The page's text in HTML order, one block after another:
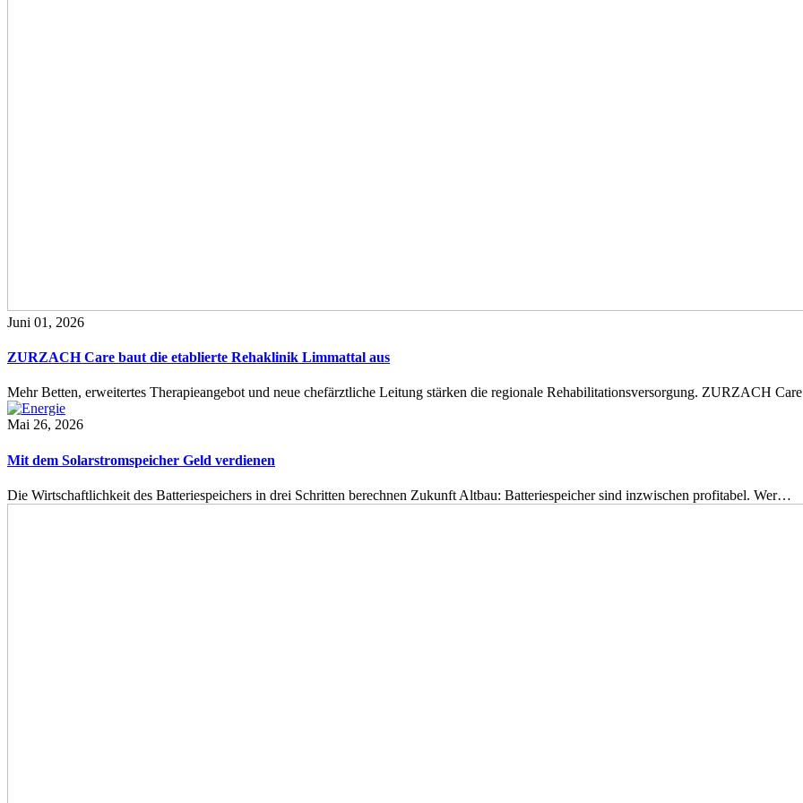
Juni 01, 2026
ZURZACH Care baut die etablierte Rehaklinik Limmattal aus
Mehr Betten, erweitertes Therapieangebot und neue chefärztliche Leitung stärken die regionale Rehabilitationsversorgung. ZURZACH
Mai 26, 2026
Mit dem Solarstromspeicher Geld verdienen
Die Wirtschaftlichkeit des Batteriespeichers in drei Schritten berechnen Zukunft Altbau: Batteriespeicher sind inzwischen profitabel. Wer…